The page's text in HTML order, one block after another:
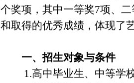
个奖项，其中一等奖7项、二
和取得的优秀成绩，体现了
一、招生对象与条件
1.高中毕业生、中等学